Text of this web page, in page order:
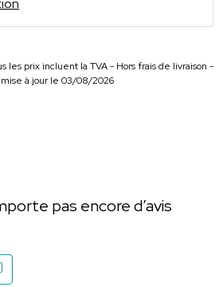
les prix incluent la TVA - Hors frais de livraison -
mise à jour le 03/08/2026
pas encore d’avis